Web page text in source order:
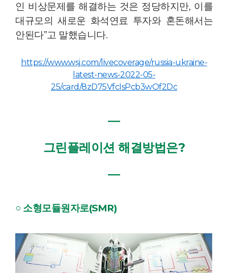
인 비상문제를 해결하는 것은 정당하지만, 이를
대규모의 새로운 화석연료 투자와 혼돈해서는
안된다”고 말했습니다.
https://www.wsj.com/livecoverage/russia-ukraine-
latest-news-2022-05-
25/card/8zD75VfcIsPcb3wOf2Dc
―
그린플레이션 해결방법은?
―
○ 소형모듈원자로(SMR)